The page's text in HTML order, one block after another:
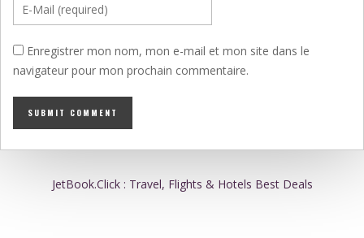
Enregistrer mon nom, mon e-mail et mon site dans le
navigateur pour mon prochain commentaire.
JetBook.Click : Travel, Flights & Hotels Best Deals